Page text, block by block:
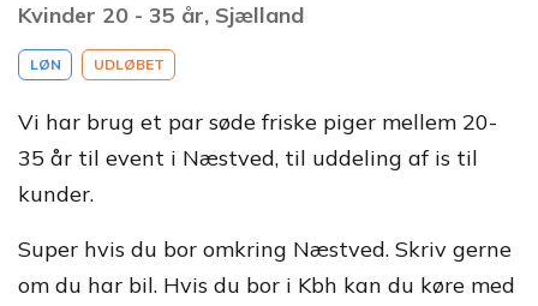
Kvinder 20 - 35 år, Sjælland
LØN UDLØBET
Vi har brug et par søde friske piger mellem 20-
35 år til event i Næstved, til uddeling af is til
kunder.
Super hvis du bor omkring Næstved. Skriv gerne
om du har bil. Hvis du bor i Kbh kan du køre med